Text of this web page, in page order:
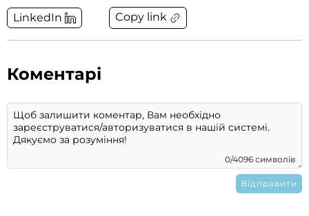
LinkedIn Copy link
Коментарі
0/4096 символів